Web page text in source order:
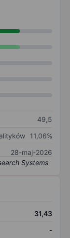
49,5
11,06%
28-maj-2026
31,43
-